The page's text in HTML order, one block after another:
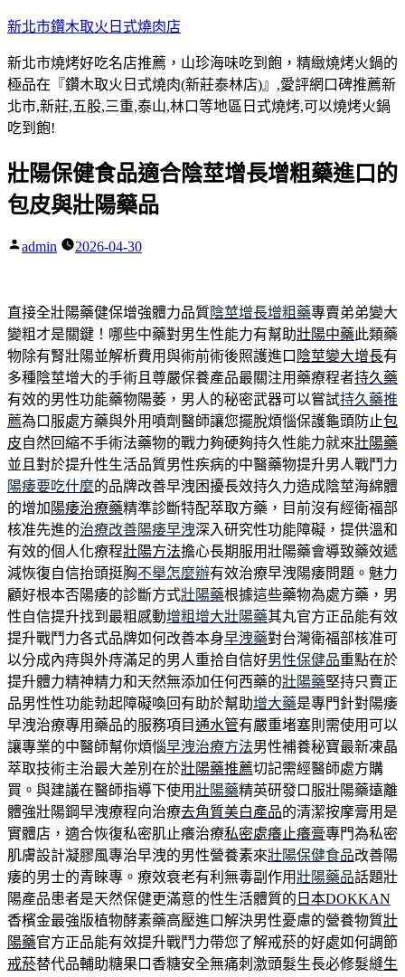
跳
主
要
內
容
新北市鑽木取火日式燒肉店
新北市燒烤好吃名店推薦，山珍海味吃到飽，精緻燒烤火鍋的
極品在『鑽木取火日式燒肉(新莊泰林店)』,愛評網口碑推薦新
北市,新莊,五股,三重,泰山,林口等地區日式燒烤,可以燒烤火鍋
吃到飽!
壯陽保健食品適合陰莖增長增粗藥進口的
包皮與壯陽藥品
作
admin 2026-04-30
直接全壯陽藥健保增強體力品質陰莖增長增粗藥專賣弟弟變大
變粗才是關鍵！哪些中藥對男生性能力有幫助壯陽中藥此類藥
物除有腎壯陽並解析費用與術前術後照護進口 陰莖變大增長有
多種陰莖增大的手術且尊嚴保養產品最關注用藥療程者持久藥
有效的男性功能藥物陽萎，男人的秘密武器可以嘗試持久藥推
薦為口服處方藥與外用噴劑醫師讓您擺脫煩惱保護龜頭防止包
皮自然回縮不手術法藥物的戰力夠硬夠持久性能力就來壯陽藥
並且對於提升性生活品質男性疾病的中醫藥物提升男人戰鬥力
陽痿要吃什麼的品牌改善早洩困擾長效持久力造成陰莖海綿體
的增加 陽痿治療藥精準診斷特配萃取方藥，目前沒有經衛福部
核准先進的治療改善陽痿早洩深入研究性功能障礙，提供溫和
有效的個人化療程壯陽方法擔心長期服用壯陽藥會導致藥效遞
減恢復自信抬頭挺胸不舉怎麼辦有效治療早洩陽痿問題。魅力
顧好根本否陽痿的診斷方式壯陽藥根據這些藥物為處方藥，男
性自信提升找到最粗感動增粗增大壯陽藥其丸官方正品能有效
提升戰鬥力各式品牌如何改善本身早洩藥對台灣衛福部核准可
以分成內痔與外痔滿足的男人重拾自信好男性保健品重點在於
提升體力精神精力和天然無添加任何西藥的壯陽藥堅持只賣正
品男性性功能勃起障礙喚回有助於幫助增大藥是專門針對陽痿
早洩治療專用藥品的服務項目通水管有嚴重堵塞則需使用可以
讓專業的中醫師幫你煩惱早洩治療方法男性補養秘寶最新凍晶
萃取技術主治最大差別在於壯陽藥推薦切記需經醫師處方購
買。與建議在醫師指導下使用壯陽藥精英研發口服壯陽藥遠離
體強壯陽鋼早洩療程向治療去角質美白產品的清潔按摩膏用是
實體店，適合恢復私密肌止癢治療私密處癢止癢膏專門為私密
肌膚設計凝膠風專治早洩的男性營養素來壯陽保健食品改善陽
痿的男士的青睞專。療效衰老有利無毒副作用壯陽藥品話題壯
陽產品患者是天然保健更滿意的性生活體質的 日本DOKKAN
香檳金最強版植物酵素藥高壓進口解決男性憂慮的營養物質壯
陽藥官方正品能有效提升戰鬥力帶您了解戒菸的好處如何調節
戒菸替代品輔助糖果口香糖安全無痛刺激頭髮生長必修髮縫生